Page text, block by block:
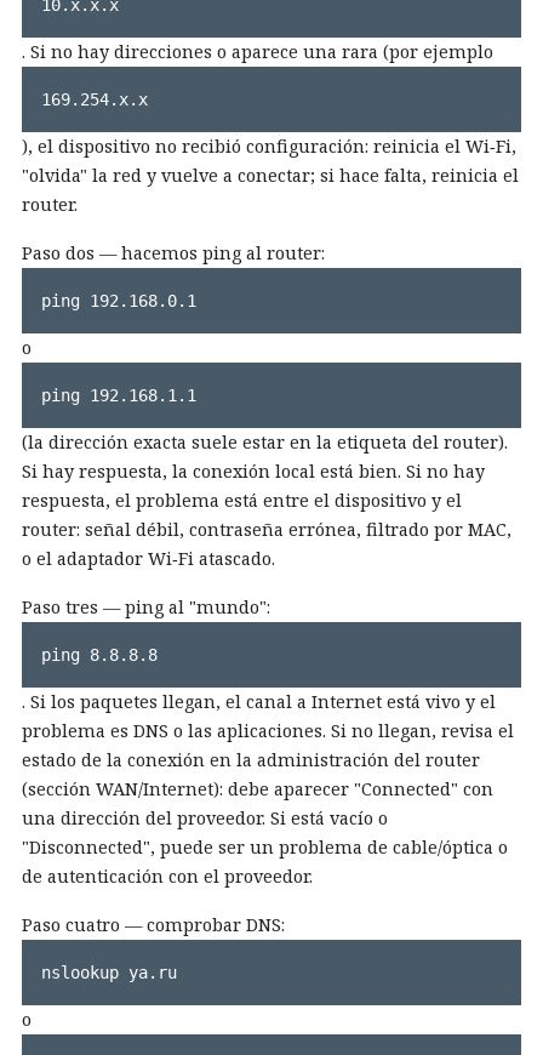
10.x.x.x
. Si no hay direcciones o aparece una rara (por ejemplo
169.254.x.x
), el dispositivo no recibió configuración: reinicia el Wi‑Fi,
"olvida" la red y vuelve a conectar; si hace falta, reinicia el
router.
Paso dos — hacemos ping al router:
ping 192.168.0.1
o
ping 192.168.1.1
(la dirección exacta suele estar en la etiqueta del router).
Si hay respuesta, la conexión local está bien. Si no hay
respuesta, el problema está entre el dispositivo y el
router: señal débil, contraseña errónea, filtrado por MAC,
o el adaptador Wi‑Fi atascado.
Paso tres — ping al "mundo":
ping 8.8.8.8
. Si los paquetes llegan, el canal a Internet está vivo y el
problema es DNS o las aplicaciones. Si no llegan, revisa el
estado de la conexión en la administración del router
(sección WAN/Internet): debe aparecer "Connected" con
una dirección del proveedor. Si está vacío o
"Disconnected", puede ser un problema de cable/óptica o
de autenticación con el proveedor.
Paso cuatro — comprobar DNS:
nslookup ya.ru
o